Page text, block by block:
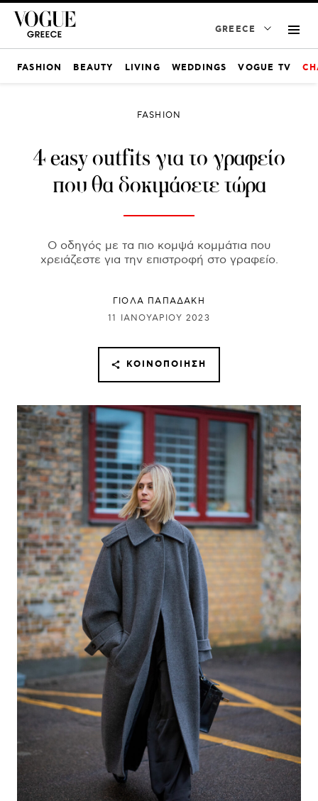
GREECE
FASHION BEAUTY LIVING WEDDINGS VOGUE TV
FASHION
4 easy outfits για το γραφείο
που θα δοκιμάσετε τώρα
Ο οδηγός με τα πιο κομψά κομμάτια που
χρειάζεστε για την επιστροφή στο γραφείο.
ΓΙΌΛΑ ΠΑΠΑΔΆΚΗ
11 ΙΑΝΟΥΑΡΊΟΥ 2023
ΚΟΙΝΟΠΟΊΗΣΗ